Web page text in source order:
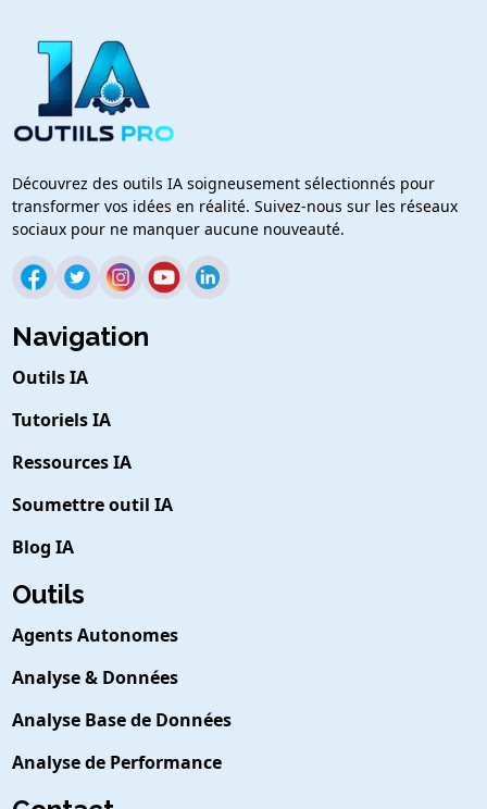
Découvrez des outils IA soigneusement sélectionnés pour
transformer vos idées en réalité. Suivez-nous sur les réseaux
sociaux pour ne manquer aucune nouveauté.
Navigation
Outils IA
Tutoriels IA
Ressources IA
Soumettre outil IA
Blog IA
Outils
Agents Autonomes
Analyse & Données
Analyse Base de Données
Analyse de Performance